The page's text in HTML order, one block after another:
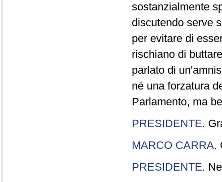
sostanzialmente
discutendo serve
per evitare di
rischiano di
parlato di
né una forzatura
Parlamento, ma
PRESIDENTE.
MARCO CARRA.
PRESIDENTE.